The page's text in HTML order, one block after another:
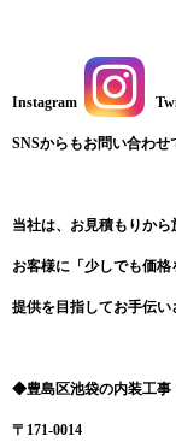
Instagram
SNSからもお問い合わせ
当社は、お見積もりか
お客様に「少しでも価
提供を目指してお手伝い
◆豊島区池袋の内装工事
〒171-0014